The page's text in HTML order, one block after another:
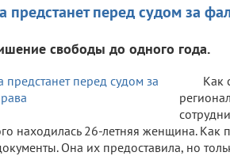
предстанет перед судом за
свободы до одного года.
Как
находилась 26-летняя женщина. Как
Она их предоставила, но